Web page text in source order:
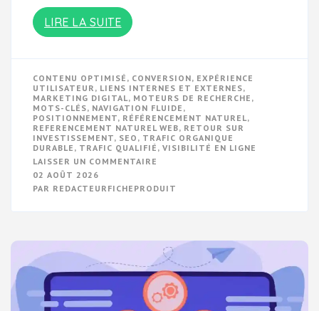
LIRE LA SUITE
CONTENU OPTIMISÉ , CONVERSION, EXPÉRIENCE
UTILISATEUR , LIENS INTERNES ET EXTERNES,
MARKETING DIGITAL, MOTEURS DE RECHERCHE ,
MOTS-CLÉS, NAVIGATION FLUIDE ,
POSITIONNEMENT, RÉFÉRENCEMENT NATUREL,
REFERENCEMENT NATUREL WEB, RETOUR SUR
INVESTISSEMENT, SEO , TRAFIC ORGANIQUE
DURABLE , TRAFIC QUALIFIÉ , VISIBILITÉ EN LIGNE
LAISSER UN COMMENTAIRE
VISIBILITÉ
RÉFÉRENCEMENT
NATUREL
WEB
02 AOÛT 2026
PAR REDACTEURFICHEPRODUIT